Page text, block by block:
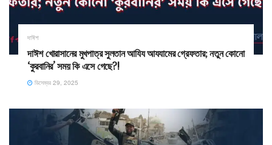
দাঈশ
দাঈশ খোরাসানের মুখপাত্র সুলতান আযিয আযযামের গ্রেফতার; নতুন কোনো
‘কুরবানির’ সময় কি এসে গেছে?!
ডিসেম্বর 29, 2025